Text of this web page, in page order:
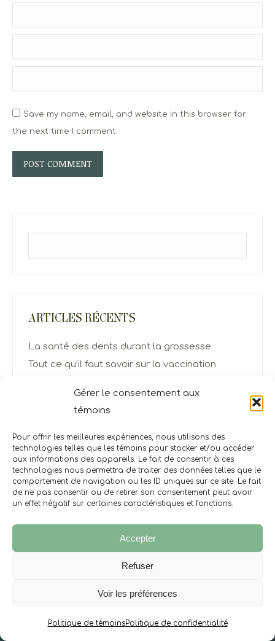
Gérer le consentement aux
témoins
Pour offrir les meilleures expériences, nous utilisons des
technologies telles que les témoins pour stocker et/ou accéder
aux informations des appareils. Le fait de consentir à ces
technologies nous permettra de traiter des données telles que le
comportement de navigation ou les ID uniques sur ce site. Le fait
de ne pas consentir ou de retirer son consentement peut avoir
un effet négatif sur certaines caractéristiques et fonctions.
Accepter
Refuser
Voir les préférences
Politique de témoinsPolitique de confidentialité
Save my name, email, and website in this browser for
the next time I comment.
POST COMMENT
ARTICLES RÉCENTS
La santé des dents durant la grossesse
Tout ce qu’il faut savoir sur la vaccination
604 Rue St-Georges, Saint-Jérôme, QC J7Z 5B8